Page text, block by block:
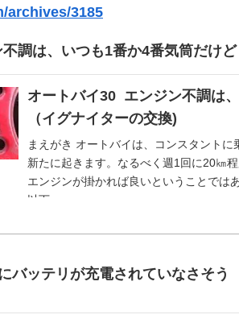
archives/3185
調は、いつも1番か4番気筒だけ
オートバイ30 エンジン不調は
（イグナイターの交換)
まえがき オートバイは、コンスタント
新たに起きます。なるべく週1回に20㎞
エンジンが掛かれば良いということでは
以下...
バッテリが充電されていなさそう